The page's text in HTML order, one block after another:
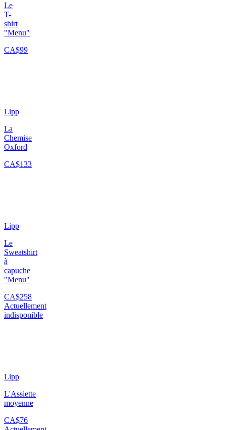
Le
T-
shirt
"Menu"
CA$99
Lipp
La
Chemise
Oxford
CA$133
Lipp
Le
Sweatshirt
à
capuche
"Menu"
CA$258
Actuellement
indisponible
Lipp
L'Assiette
moyenne
CA$76